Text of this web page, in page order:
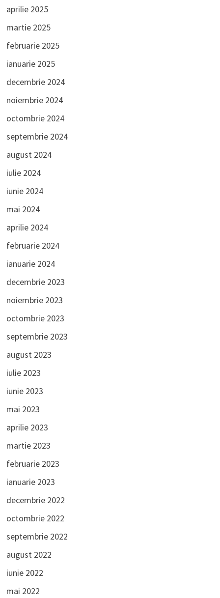
aprilie 2025
martie 2025
februarie 2025
ianuarie 2025
decembrie 2024
noiembrie 2024
octombrie 2024
septembrie 2024
august 2024
iulie 2024
iunie 2024
mai 2024
aprilie 2024
februarie 2024
ianuarie 2024
decembrie 2023
noiembrie 2023
octombrie 2023
septembrie 2023
august 2023
iulie 2023
iunie 2023
mai 2023
aprilie 2023
martie 2023
februarie 2023
ianuarie 2023
decembrie 2022
octombrie 2022
septembrie 2022
august 2022
iunie 2022
mai 2022